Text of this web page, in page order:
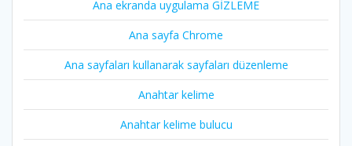
Ana ekranda uygulama GİZLEME
Ana sayfa Chrome
Ana sayfaları kullanarak sayfaları düzenleme
Anahtar kelime
Anahtar kelime bulucu